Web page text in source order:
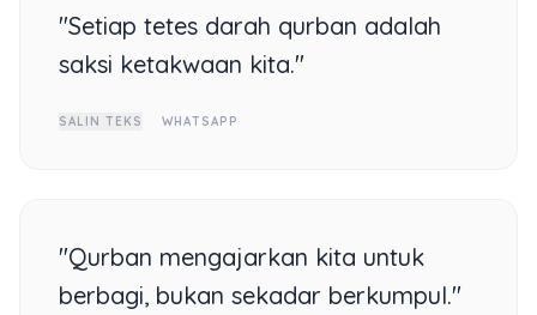
"Setiap tetes darah qurban adalah
saksi ketakwaan kita."
SALIN TEKS WHATSAPP
"Qurban mengajarkan kita untuk
berbagi, bukan sekadar berkumpul."